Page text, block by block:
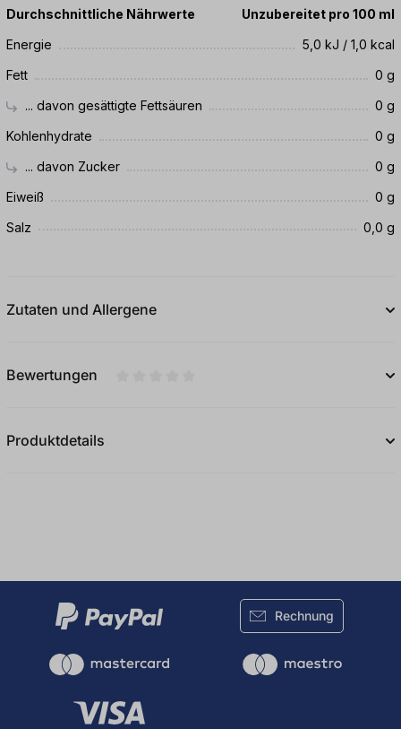
Durchschnittliche Nährwerte
Unzubereitet pro 100 ml
Energie
5,0 kJ / 1,0 kcal
Fett
0 g
... davon gesättigte Fettsäuren
0 g
Kohlenhydrate
0 g
... davon Zucker
0 g
Eiweiß
0 g
Salz
0,0 g
Zutaten und Allergene
Bewertungen
Produktdetails
Rechnung